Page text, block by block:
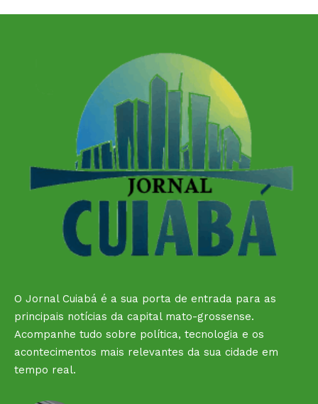
O Jornal Cuiabá é a sua porta de entrada para as
principais notícias da capital mato-grossense.
Acompanhe tudo sobre política, tecnologia e os
acontecimentos mais relevantes da sua cidade em
tempo real.